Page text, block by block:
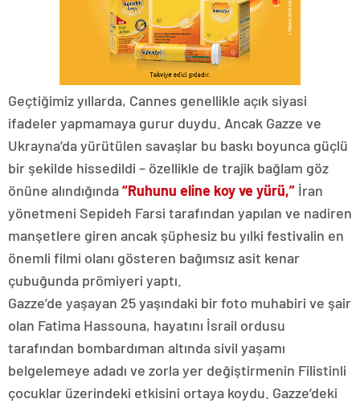
Geçtiğimiz yıllarda, Cannes genellikle açık siyasi
ifadeler yapmamaya gurur duydu. Ancak Gazze ve
Ukrayna’da yürütülen savaşlar bu baskı boyunca güçlü
bir şekilde hissedildi – özellikle de trajik bağlam göz
önüne alındığında“Ruhunu eline koy ve yürü,” İran
yönetmeni Sepideh Farsi tarafından yapılan ve nadiren
manşetlere giren ancak şüphesiz bu yılki festivalin en
önemli filmi olanı gösteren bağımsız asit kenar
çubuğunda prömiyeri yaptı.
Gazze’de yaşayan 25 yaşındaki bir foto muhabiri ve şair
olan Fatima Hassouna, hayatını İsrail ordusu
tarafından bombardıman altında sivil yaşamı
belgelemeye adadı ve zorla yer değiştirmenin Filistinli
çocuklar üzerindeki etkisini ortaya koydu. Gazze’deki